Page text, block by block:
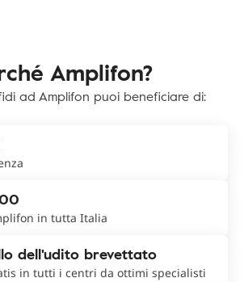
Amplifon?
ad Amplifon puoi beneficiare di:
in tutta Italia
dell'udito brevettato
in tutti i centri da ottimi specialisti